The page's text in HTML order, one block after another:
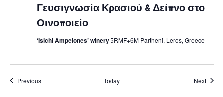
Γευσιγνωσία Κρασιού & Δείπνο στο
Οινοποιείο
‘Isichi Ampelones’ winery5RMF+6M Partheni, Leros, Greece
PreviousEvents Today Next